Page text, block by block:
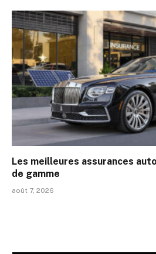
Les meilleures assurances
de gamme
août 7, 2026